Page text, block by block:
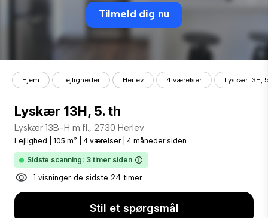
Tilmeld dig nu
Hjem Lejligheder Herlev 4 værelser Lyskær 13H,
Lyskær 13H, 5. th
Lyskær 13B-H m.fl., 2730 Herlev
Lejlighed 105 m² 4 værelser 4 måneder siden
Sidste scanning: 3 timer siden
1 visninger de sidste 24 timer
Stil et spørgsmål